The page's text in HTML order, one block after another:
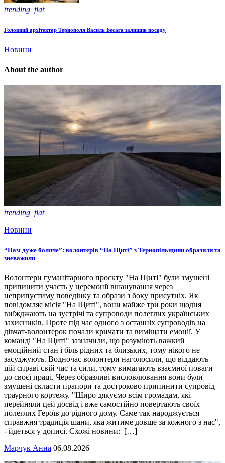
trending_flat
Головний архітектор Тернополя Василь Бесага залишив посаду
Новини
About the author
trending_flat
Новини
“Нам дуже боляче”: волонтерів “На Щиті” з Тернопільщини образили та
зневажили
Волонтери гуманітарного проєкту "На Щиті" були змушені
припинити участь у церемонії вшанування через
неприпустиму поведінку та образи з боку присутніх. Як
повідомляє місія "На Щиті", вони майже три роки щодня
виїжджають на зустрічі та супроводи полеглих українських
захисників. Проте під час одного з останніх супроводів на
дівчат-волонтерок почали кричати та виміщати емоції. У
команді "На Щиті" зазначили, що розуміють важкий
емоційний стан і біль рідних та близьких, тому нікого не
засуджують. Водночас волонтери наголосили, що віддають
цій справі свій час та сили, тому вимагають взаємної поваги
до своєї праці. Через образливі висловлювання вони були
змушені скласти прапори та достроково припинити супровід
траурного кортежу. "Щиро дякуємо всім громадам, які
перейняли цей досвід і вже самостійно повертають своїх
полеглих Героїв до рідного дому. Саме так народжується
справжня традиція шани, яка житиме довше за кожного з нас",
- йдеться у дописі. Схожі новини: […]
Марчук Анна 06.08.2026